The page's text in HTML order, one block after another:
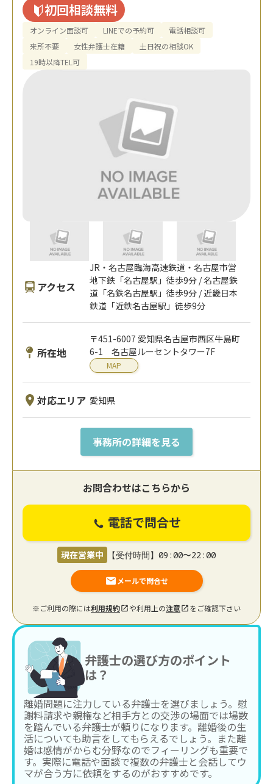
初回相談無料
オンライン面談可 LINEでの予約可
電話相談可
来所不要
女性弁護士在籍
土日祝の相談OK
19時以降TEL可
アクセス
JR・名古屋臨海高速鉄道・名古屋市営
地下鉄「名古屋駅」徒歩9分 / 名古屋鉄
道「名鉄名古屋駅」徒歩9分 / 近畿日本
鉄道「近鉄名古屋駅」徒歩9分
所在地
〒451-6007 愛知県名古屋市西区牛島町
6-1 名古屋ルーセントタワー7F
MAP
対応エリア 愛知県
事務所の詳細を見る
お問合わせはこちらから
電話で問合せ
現在営業中 【受付時間】09:00〜22:00
メールで問合せ
※ご利用の際には利用規約 や利用上の注意 をご確認下さい
弁護士の選び方のポイント
は？
離婚問題に注力している弁護士を選びましょう。慰
謝料請求や親権など相手方との交渉の場面では場数
を踏んでいる弁護士が頼りになります。離婚後の生
活についても助言をしてもらえるでしょう。また離
婚は感情がからむ分野なのでフィーリングも重要で
す。実際に電話や面談で複数の弁護士と会話してウ
マが合う方に依頼をするのがおすすめです。